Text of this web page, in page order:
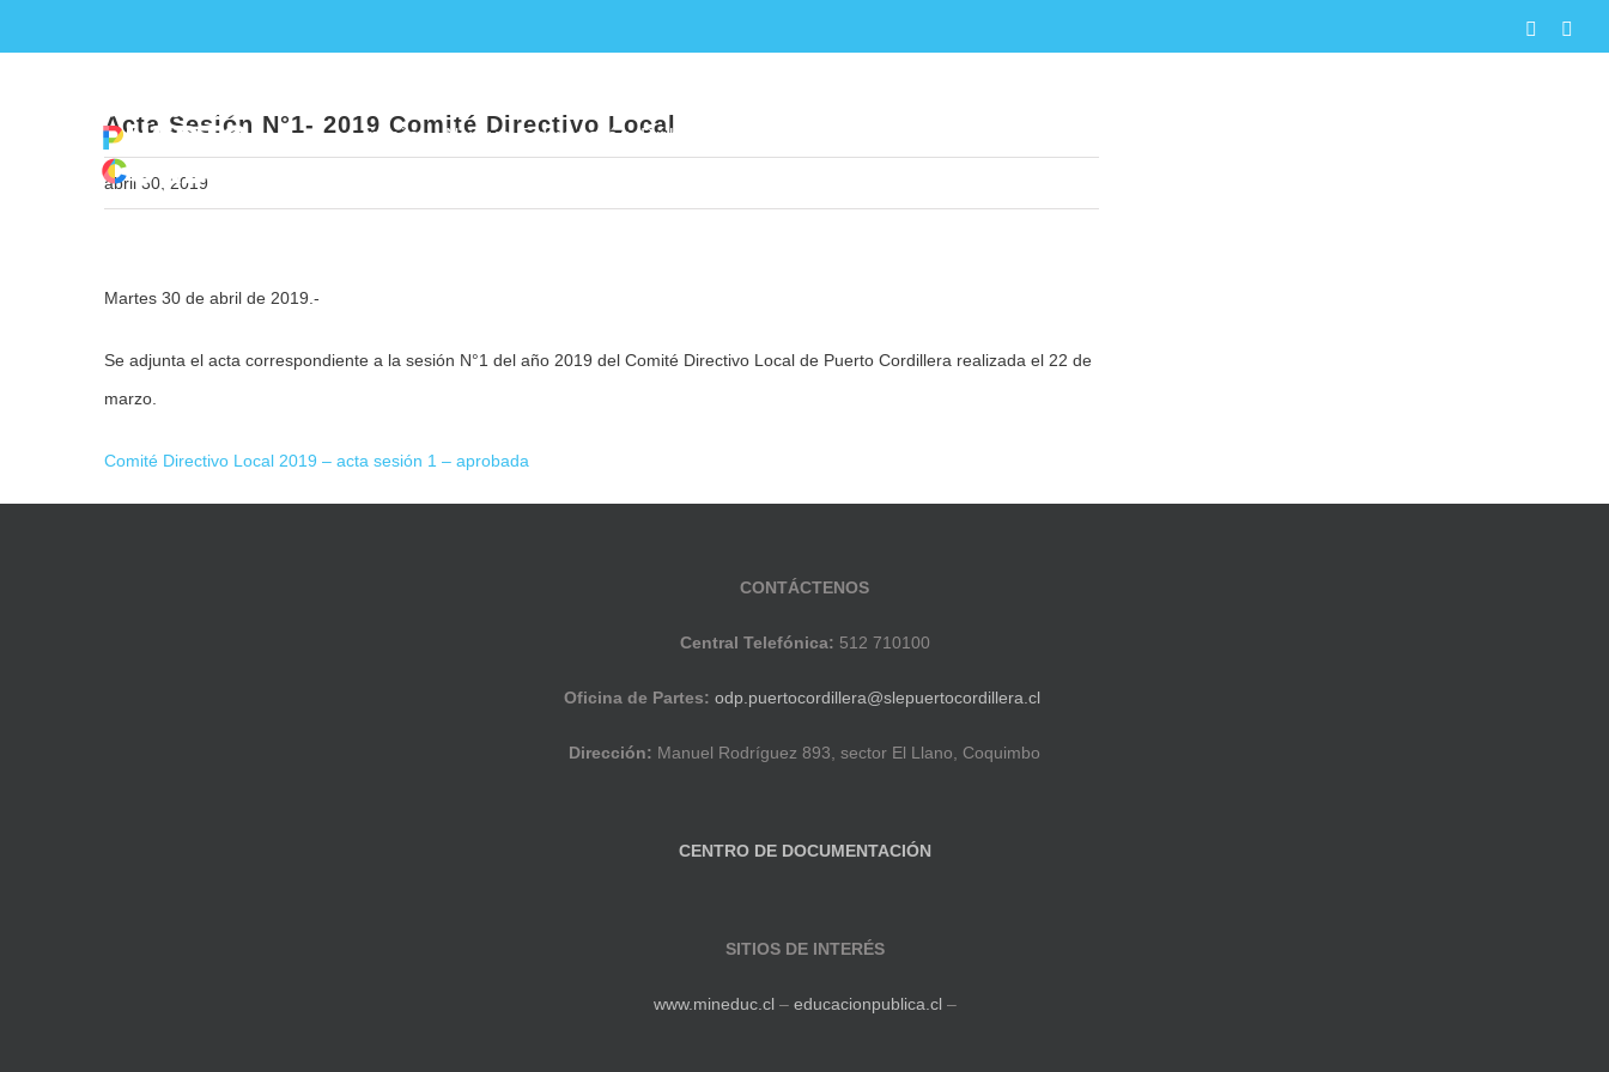
to
Facebook
Inicio Nueva Educación Pública
Acta Sesión N°1- 2019 Comité Directivo Local
Acta Sesión N°1- 2019 Comité Directivo Local
abril 30, 2019
Larger
Martes 30 de abril de 2019.-
Se adjunta el acta correspondiente a la sesión N°1 del año 2019 del Comité Directivo Local de Puerto Cordillera realizada el 22 de
marzo.
Comité Directivo Local 2019 – acta sesión 1 – aprobada
CONTÁCTENOS
Central Telefónica: 512 710100
Oficina de Partes: odp.puertocordillera@slepuertocordillera.cl
Dirección: Manuel Rodríguez 893, sector El Llano, Coquimbo
CENTRO DE DOCUMENTACIÓN
SITIOS DE INTERÉS
www.mineduc.cl – educacionpublica.cl –